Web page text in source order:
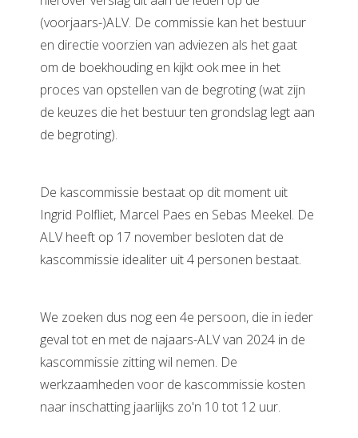
(voorjaars-)ALV. De commissie kan het bestuur
en directie voorzien van adviezen als het gaat
om de boekhouding en kijkt ook mee in het
proces van opstellen van de begroting (wat zijn
de keuzes die het bestuur ten grondslag legt aan
de begroting).
De kascommissie bestaat op dit moment uit
Ingrid Polfliet, Marcel Paes en Sebas Meekel. De
ALV heeft op 17 november besloten dat de
kascommissie idealiter uit 4 personen bestaat.
We zoeken dus nog een 4e persoon, die in ieder
geval tot en met de najaars-ALV van 2024 in de
kascommissie zitting wil nemen. De
werkzaamheden voor de kascommissie kosten
naar inschatting jaarlijks zo'n 10 tot 12 uur.
over
op
gebruikt
Hierdoor
website-